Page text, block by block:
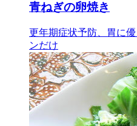
青ねぎの卵焼き
更年期症状予防、胃に
ンだけ